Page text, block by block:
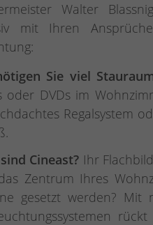
Walter
mit Ihren
Sie viel
oder DVDs im
Regalsystem
Cineast? Ihr
Zentrum Ihres
gesetzt werden? Mit